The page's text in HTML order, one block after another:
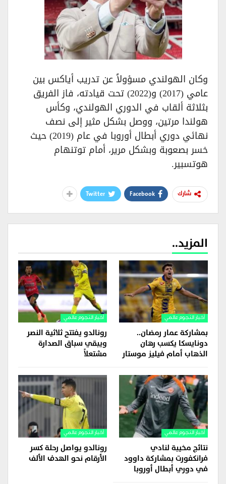
وكان الهولندي مسؤولاً عن تدريب أياكس بين
عامي (2017) و(2022) تحت قيادته، فاز الفريق
بثلاثة ألقاب في الدوري الهولندي، وكأس
هولندا مرتين، ووصل بشكل مثير إلى نصف
نهائي دوري أبطال أوروبا في عام (2019) حيث
خسر بصعوبة وبشكل مرير، أمام توتنهام
هوتسبير.
شارك Facebook
Twitter
المزيد..
أخبار النجوم عالمي
بمشاركة عمار رمضان..
دونايسكا يكسب رهان
الذهاب أمام فيليز موستار
أخبار النجوم عالمي
رونالدو يفتتح ثلاثية النصر
ويبقي سباق الصدارة
مشتعلاً
أخبار النجوم عالمي
نتائج مخيبة لنادي
فرانكفورت بمشاركة داوود
في دوري أبطال أوروبا
أخبار النجوم عالمي
رونالدو يواصل رحلة كسر
الأرقام نحو الهدف الألف